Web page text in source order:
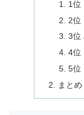
1位
2位
3位
4位
5位
まとめ